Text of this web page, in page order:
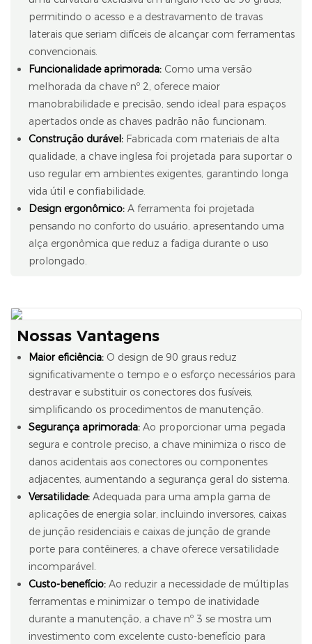
permitindo o acesso e a destravamento de travas
laterais que seriam difíceis de alcançar com ferramentas
convencionais.
Funcionalidade aprimorada:Como uma versão
melhorada da chave nº 2, oferece maior
manobrabilidade e precisão, sendo ideal para espaços
apertados onde as chaves padrão não funcionam.
Construção durável:Fabricada com materiais de alta
qualidade, a chave inglesa foi projetada para suportar o
uso regular em ambientes exigentes, garantindo longa
vida útil e confiabilidade.
Design ergonômico:A ferramenta foi projetada
pensando no conforto do usuário, apresentando uma
alça ergonômica que reduz a fadiga durante o uso
prolongado.
Nossas Vantagens
Maior eficiência:O design de 90 graus reduz
significativamente o tempo e o esforço necessários para
destravar e substituir os conectores dos fusíveis,
simplificando os procedimentos de manutenção.
Segurança aprimorada:Ao proporcionar uma pegada
segura e controle preciso, a chave minimiza o risco de
danos acidentais aos conectores ou componentes
adjacentes, aumentando a segurança geral do sistema.
Versatilidade:Adequada para uma ampla gama de
aplicações de energia solar, incluindo inversores, caixas
de junção residenciais e caixas de junção de grande
porte para contêineres, a chave oferece versatilidade
incomparável.
Custo-benefício:Ao reduzir a necessidade de múltiplas
ferramentas e minimizar o tempo de inatividade
durante a manutenção, a chave nº 3 se mostra um
investimento com excelente custo-benefício para